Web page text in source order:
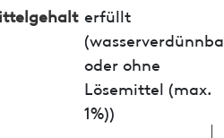
erfüllt
oder ohne
Lösemittel (max.
1%))